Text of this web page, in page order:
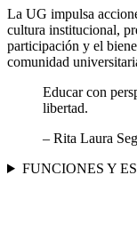
La UG impulsa
cultura institucional,
participación y el
comunidad
Educar con
libertad.
– Rita Laura
FUNCIONES Y